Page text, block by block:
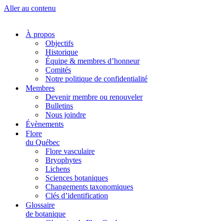
Aller au contenu
À propos
Objectifs
Historique
Équipe & membres d’honneur
Comités
Notre politique de confidentialité
Membres
Devenir membre ou renouveler
Bulletins
Nous joindre
Évènements
Flore
du Québec
Flore vasculaire
Bryophytes
Lichens
Sciences botaniques
Changements taxonomiques
Clés d’identification
Glossaire
de botanique